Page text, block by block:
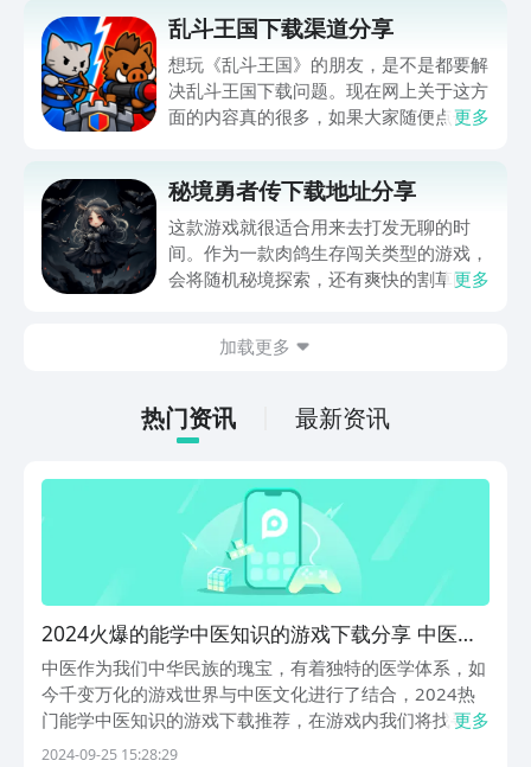
乱斗王国下载渠道分享
想玩《乱斗王国》的朋友，是不是都要解
决乱斗王国下载问题。现在网上关于这方
面的内容真的很多，如果大家随便点击陌
app进行下载会更加方便，九游是手游福
利最多的游戏平台，在这里不仅能够看到
游戏资源，还能及时查看后续的消息、活
动内容等相关信息。
更多
秘境勇者传下载地址分享
这款游戏就很适合用来去打发无聊的时
间。作为一款肉鸽生存闯关类型的游戏，
会将随机秘境探索，还有爽快的割草闯关
接就可以下载。游戏的上手门槛还是比较
打发无聊的时间，可玩性真的比较高。
更多
加载更多
热门资讯 最新资讯
2024火爆的能学中医知识的游戏下载分享 中医题
材的游戏榜单
中医作为我们中华民族的瑰宝，有着独特的医学体系，如
今千变万化的游戏世界与中医文化进行了结合，2024热
门能学中医知识的游戏下载推荐，在游戏内我们将找寻各
种神秘药材，了解中草药背后的故事，同时我们还要对病
更多
2024-09-25 15:28:29